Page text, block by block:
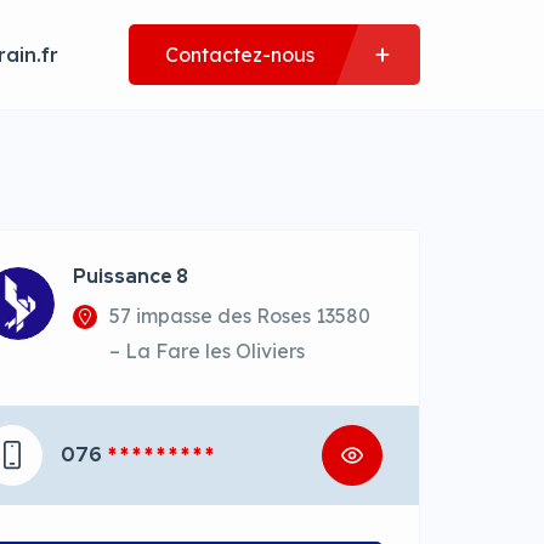
Contactez-nous
Puissance 8
57 impasse des Roses 13580
– La Fare les Oliviers
076 * * * * * * * * *